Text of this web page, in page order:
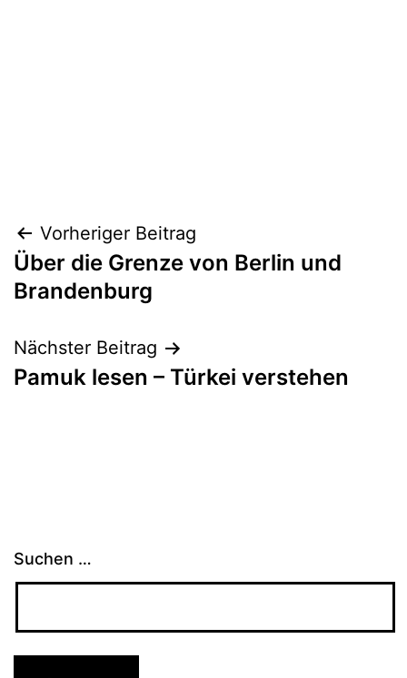
Beitragsnavigation
Vorheriger Beitrag
Über die Grenze von Berlin und
Brandenburg
Nächster Beitrag
Pamuk lesen – Türkei verstehen
Suchen …